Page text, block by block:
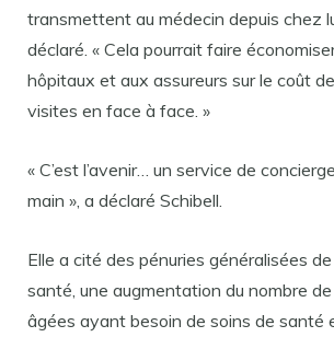
transmettent au médecin depuis chez
déclaré. « Cela pourrait faire
hôpitaux et aux assureurs sur le coût
visites en face à face. »
« C’est l’avenir… un service de
main », a déclaré Schibell.
Elle a cité des pénuries généralisées
santé, une augmentation du nombre
âgées ayant besoin de soins de santé